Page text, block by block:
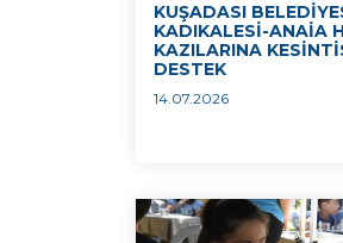
KUŞADASI
KADIKALESİ-ANAİA
KAZILARINA
DESTEK
14.07.2026